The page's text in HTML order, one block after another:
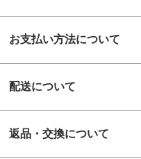
お支払い方法について
配送について
返品・交換について